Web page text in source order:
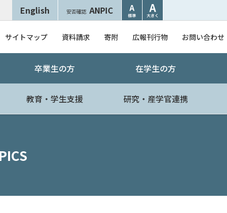
English 安否確認 ANPIC
サイトマップ 資料請求 寄附 広報刊行物 お問い合わせ
卒業生の方 在学生の方
教育・学生支援 研究・産学官連携